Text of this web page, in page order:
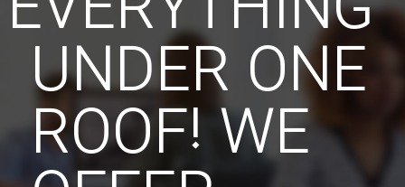
UNDER ONE
ROOF! WE